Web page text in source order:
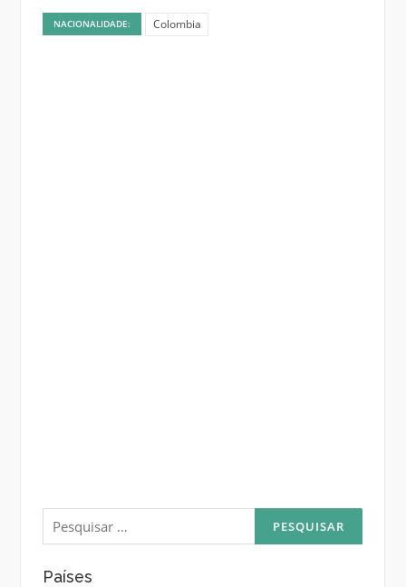
NACIONALIDADE: Colombia
Pesquisar
por:
Países